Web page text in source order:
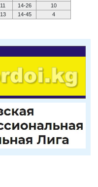
11 14-26
10
13 14-45 4